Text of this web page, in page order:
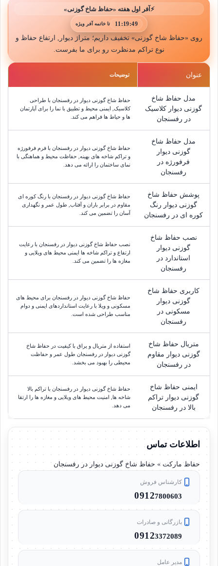
⚡آفر اول هفته «حفاظ شاخ گوزنی»
11:19:46 تا خاتمه آفر ویژه
روی «حفاظ شاخ گوزنی» تخفیف داریم؛ متراژ دیوار, ارتفاع حفاظ و
نوع تراکم مدنظرت رو برای ما بفرست.
عنوان توضیحات
مدل حفاظ شاخ
گوزنی دیوار کلاسیک
در رفسنجان
حفاظ شاخ گوزنی دیوار در رفسنجان با طراحی
کلاسیک, ایمنی محیط و تطبیق با نما را برای آپارتمان
ها و حیاط ها فراهم می کند.
مدل حفاظ شاخ
گوزنی دیوار
فرفورژه در
رفسنجان
حفاظ شاخ گوزنی دیوار در رفسنجان با فرم فرفورژه
و تراکم شاخه های بهینه, حفاظت محیط و هماهنگی با
نمای ساختمان را ارائه می دهد.
پوشش حفاظ شاخ
گوزنی دیوار رنگ
کوره ای در رفسنجان
حفاظ شاخ گوزنی دیوار در رفسنجان با رنگ کوره ای
مقاوم در برابر باران و آفتاب, طول عمر و نگهداری
آسان را تضمین می کند.
نصب حفاظ شاخ
گوزنی دیوار
استاندارد در
رفسنجان
نصب حفاظ شاخ گوزنی دیوار در رفسنجان با رعایت
ارتفاع و تراکم شاخه ها ایمنی محیط های ویلایی و
مغازه ها را تضمین می کند.
کاربری حفاظ شاخ
گوزنی دیوار
مسکونی در
رفسنجان
حفاظ شاخ گوزنی دیوار در رفسنجان برای محیط های
مسکونی و ویلا با رعایت استانداردهای ایمنی و دوام
مناسب طراحی شده است.
متریال حفاظ شاخ
گوزنی دیوار مقاوم
در رفسنجان
استفاده از متریال و یراق با کیفیت در حفاظ شاخ
گوزنی دیوار در رفسنجان طول عمر و حفاظت
محیطی را بهبود می بخشد.
ایمنی حفاظ شاخ
گوزنی دیوار تراکم
بالا در رفسنجان
حفاظ شاخ گوزنی دیوار در رفسنجان با تراکم بالا
شاخه ها, امنیت محیط های ویلایی و مغازه ها را ارتقا
می دهد.
اطلاعات تماس
حفاظ مارکت » حفاظ شاخ گوزنی دیوار در رفسنجان
کارشناس فروش
09127800603
بازرگانی و صادرات
09123372089
مدیر عامل